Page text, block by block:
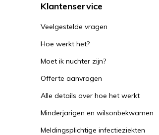
Klantenservice
Veelgestelde vragen
Hoe werkt het?
Moet ik nuchter zijn?
Offerte aanvragen
Alle details over hoe het werkt
Minderjarigen en wilsonbekwamen
Meldingsplichtige infectieziekten